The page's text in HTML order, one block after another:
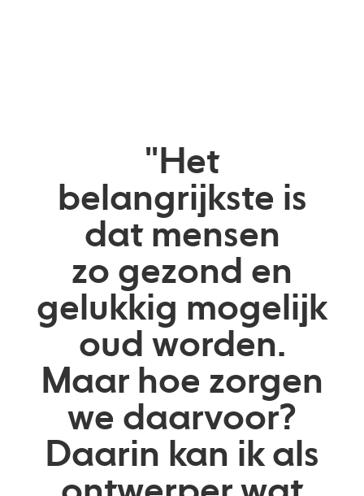
"Het
belangrijkste is
dat mensen
zo gezond en
gelukkig mogelijk
oud worden.
Maar hoe zorgen
we daarvoor?
Daarin kan ik als